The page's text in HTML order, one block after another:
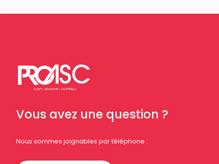
Vous avez une question ?
Nous sommes joignables par téléphone :